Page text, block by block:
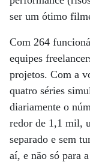
ser um ótimo
Com 264
equipes
projetos. Com a
quatro séries
diariamente o
redor de 1,1 mil,
separado e sem
aí, e não só para